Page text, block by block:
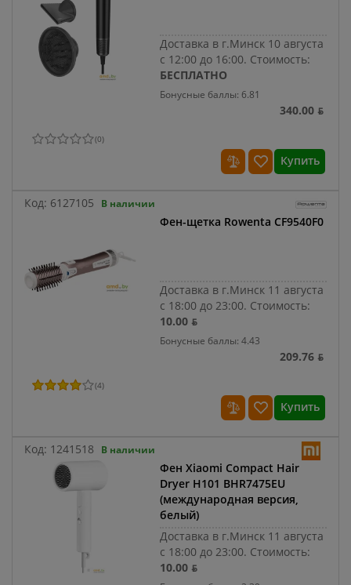
Доставка в г.Минск 10 августа
с 12:00 до 16:00. Стоимость:
БЕСПЛАТНО
Бонусные баллы: 6.81
340.00 ƃ
(0)
Купить
Код: 6127105 В наличии
Фен-щетка Rowenta CF9540F0
Доставка в г.Минск 11 августа
с 18:00 до 23:00. Стоимость:
10.00 ƃ
Бонусные баллы: 4.43
209.76 ƃ
(4)
Купить
Код: 1241518 В наличии
Фен Xiaomi Compact Hair
Dryer H101 BHR7475EU
(международная версия,
белый)
Доставка в г.Минск 11 августа
с 18:00 до 23:00. Стоимость:
10.00 ƃ